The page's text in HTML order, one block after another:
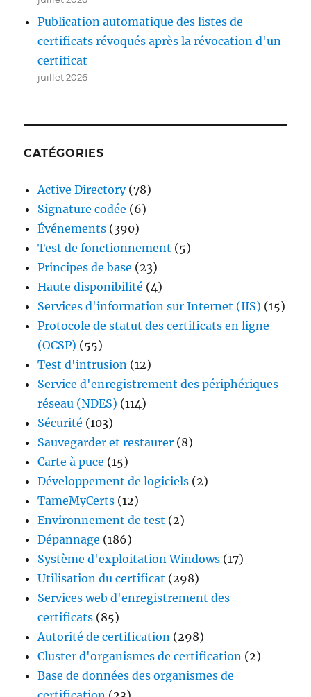
Publication automatique des listes de
certificats révoqués après la révocation d'un
certificat
juillet 2026
CATÉGORIES
Active Directory(78)
Signature codée (6)
Événements (390)
Test de fonctionnement (5)
Principes de base (23)
Haute disponibilité (4)
Services d'information sur Internet (IIS) (15)
Protocole de statut des certificats en ligne
(OCSP) (55)
Test d'intrusion (12)
Service d'enregistrement des périphériques
réseau (NDES) (114)
Sécurité (103)
Sauvegarder et restaurer (8)
Carte à puce (15)
Développement de logiciels (2)
TameMyCerts (12)
Environnement de test (2)
Dépannage (186)
Système d'exploitation Windows (17)
Utilisation du certificat (298)
Services web d'enregistrement des
certificats (85)
Autorité de certification (298)
Cluster d'organismes de certification (2)
Base de données des organismes de